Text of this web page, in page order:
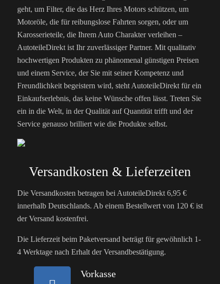
geht, um Filter, die das Herz Ihres Motors schützen, um
Motoröle, die für reibungslose Fahrten sorgen, oder um
Karosserieteile, die Ihrem Auto Charakter verleihen –
AutoteileDirekt ist Ihr zuverlässiger Partner. Mit qualitativ
hochwertigen Produkten zu phänomenal günstigen Preisen
und einem Service, der Sie mit seiner Kompetenz und
Freundlichkeit begeistern wird, steht AutoteileDirekt für ein
Einkaufserlebnis, das keine Wünsche offen lässt. Treten Sie
ein in die Welt, in der Qualität auf Quantität trifft und der
Service genauso brilliert wie die Produkte selbst.
Versandkosten & Lieferzeiten
Die Versandkosten betragen bei AutoteileDirekt 6,95 €
innerhalb Deutschlands. Ab einem Bestellwert von 120 € ist
der Versand kostenfrei.
Die Lieferzeit beim Paketversand beträgt für gewöhnlich 1-
4 Werktage nach Erhalt der Versandbestätigung.
Vorkasse